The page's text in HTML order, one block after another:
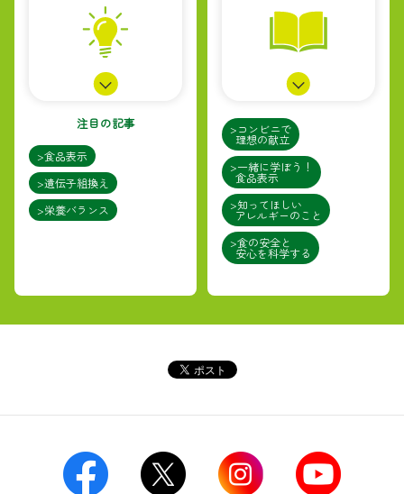
注目の記事
>食品表示
>遺伝子組換え
>栄養バランス
>コンビニで
理想の献立
>一緒に学ぼう！
食品表示
>知ってほしい
アレルギーのこと
>食の安全と
安心を科学する